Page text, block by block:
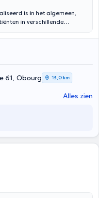
is in het algemeen,
in verschillende
glucose-intolerantie), hart-
evenals
in het medisch
Area. Inhoud vertaald door
61, Obourg 13,0 km
Alles zien